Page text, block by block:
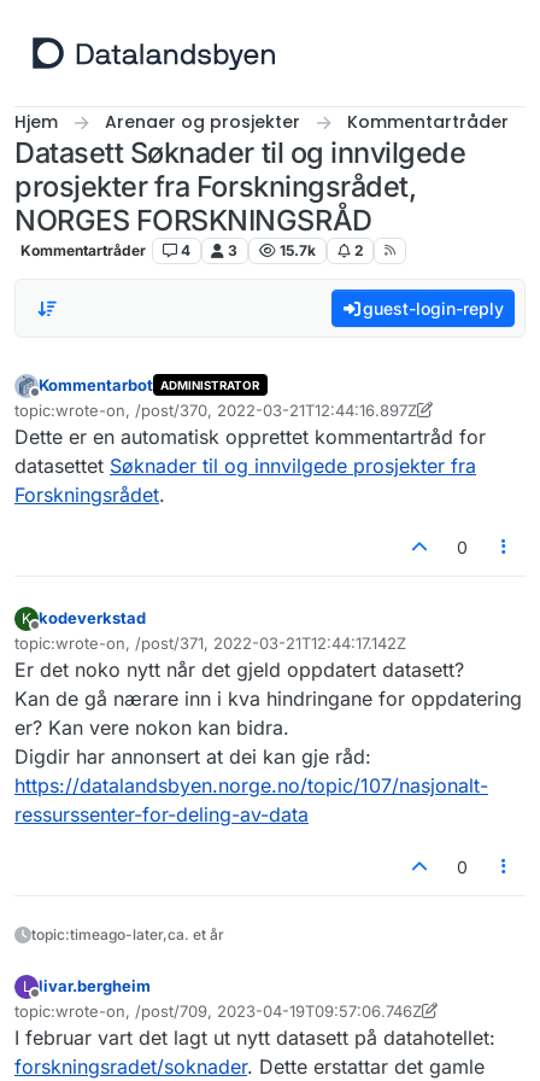
Hjem Arenaer og prosjekter Kommentartråder
Datasett Søknader til og innvilgede
prosjekter fra Forskningsrådet,
NORGES FORSKNINGSRÅD
Kommentartråder 4 3 15.7k 2
guest-login-reply
Frakoblet
Kommentarbot ADMINISTRATOR
topic:wrote-on, /post/370, 2022-03-21T12:44:16.897Z
Sist endret av Kommentarbot
Dette er en automatisk opprettet kommentartråd for
datasettet Søknader til og innvilgede prosjekter fra
Forskningsrådet.
0
K
Frakoblet
kodeverkstad
topic:wrote-on, /post/371, 2022-03-21T12:44:17.142Z
Sist endret av
Er det noko nytt når det gjeld oppdatert datasett?
Kan de gå nærare inn i kva hindringane for oppdatering
er? Kan vere nokon kan bidra.
Digdir har annonsert at dei kan gje råd:
https://datalandsbyen.norge.no/topic/107/nasjonalt-
ressurssenter-for-deling-av-data
0
topic:timeago-later,ca. et år
L
Frakoblet
livar.bergheim
topic:wrote-on, /post/709, 2023-04-19T09:57:06.746Z
Sist endret av livar.bergheim
I februar vart det lagt ut nytt datasett på datahotellet:
forskningsradet/soknader. Dette erstattar det gamle